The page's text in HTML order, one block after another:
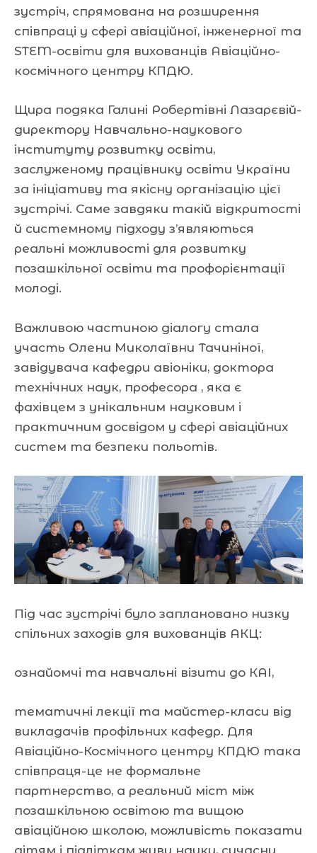
зустріч, спрямована на розширення
співпраці у сфері авіаційної, інженерної та
STEM-освіти для вихованців Авіаційно-
космічного центру КПДЮ.
Щира подяка Галині Робертівні Лазарєвій-
директору Навчально-наукового
інституту розвитку освіти,
заслуженому працівнику освіти України
за ініціативу та якісну організацію цієї
зустрічі. Саме завдяки такій відкритості
й системному підходу з’являються
реальні можливості для розвитку
позашкільної освіти та профорієнтації
молоді.
Важливою частиною діалогу стала
участь Олени Миколаївни Тачиніної,
завідувача кафедри авіоніки, доктора
технічних наук, професора , яка є
фахівцем з унікальним науковим і
практичним досвідом у сфері авіаційних
систем та безпеки польотів.
Під час зустрічі було заплановано низку
спільних заходів для вихованців АКЦ:
ознайомчі та навчальні візити до КАІ,
тематичні лекції та майстер-класи від
викладачів профільних кафедр. Для
Авіаційно-Космічного центру КПДЮ така
співпраця-це не формальне
партнерство, а реальний міст між
позашкільною освітою та вищою
авіаційною школою, можливість показати
дітям і підліткам живу науку, сучасну